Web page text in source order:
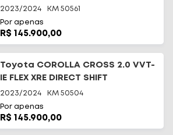
2023/2024 KM 50561
Por apenas
R$ 145.900,00
Toyota COROLLA CROSS 2.0 VVT-
IE FLEX XRE DIRECT SHIFT
2023/2024 KM 50504
Por apenas
R$ 145.900,00